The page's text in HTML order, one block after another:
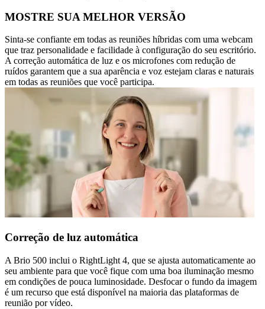
MOSTRE SUA MELHOR VERSÃO
Sinta-se confiante em todas as reuniões híbridas com uma webcam
que traz personalidade e facilidade à configuração do seu escritório.
A correção automática de luz e os microfones com redução de
ruídos garantem que a sua aparência e voz estejam claras e naturais
em todas as reuniões que você participa.
Correção de luz automática
A Brio 500 inclui o RightLight 4, que se ajusta automaticamente ao
seu ambiente para que você fique com uma boa iluminação mesmo
em condições de pouca luminosidade. Desfocar o fundo da imagem
é um recurso que está disponível na maioria das plataformas de
reunião por vídeo.